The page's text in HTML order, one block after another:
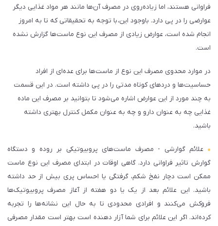
فراوانی هستند، اما زیاده‌روی در مصرف آن‌ها مانند هر مواد غذایی دیگر
عوارضی را در پی دارد. باوجود این، با توجه به تحقیقاتی که تا به امروز
انجام شده است، عوارض زیادی از مصرف این نوع ماست‌ها گزارش نشده
است.
در موارد محدوی مصرف این نوع از ماست‌ها برای عده‌ای از افراد
حساسیت‌ها و دردهای کوتاه مدتی را در پی داشته است. در این قسمت
به چند مورد از این عوارض اشاره می‌شود تا بتوانید بر مصرف این ماده
غذایی چه به عنوان دارو و چه به عنوان مکمل کنترل بهتری داشته
باشید.
علائم گوارشی - مصرف ماست‌های پروبیوتیکی بر روده و دستگاه
گوارش تاثیر فراوانی دارد. گاهی اوقات در ابتدای مصرف این نوع ماست
ممکن است دچار نفخ شکم، گرفتگی یا احساس پری بیش از حد داشته
باشید. این علائم بعد از یک یا دو هفته از آغاز مصرف پروبیوتیک‌ها
فروکش می‌کنند و افرادی محدودی تا به حال این نشانه‌ها را تجربه
کرده‌اند. اگر این علائم برای شما آزار دهنده است بهتر است مقدار مصرفی